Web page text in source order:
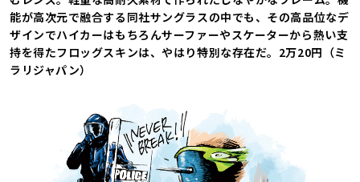
能が高次元で融合する同社サングラスの中でも、その高品位なデ
ザインでハイカーはもちろんサーファーやスケーターから熱い支
持を得たフロッグスキンは、やはり特別な存在だ。2万20円（ミ
ラリジャパン）